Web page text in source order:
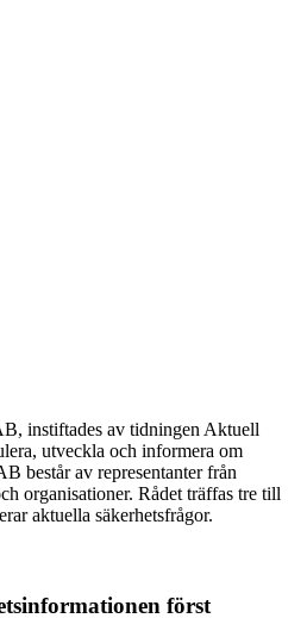
instiftades av tidningen Aktuell
utveckla och informera om
består av representanter från
organisationer. Rådet träffas tre till
aktuella säkerhetsfrågor.
först